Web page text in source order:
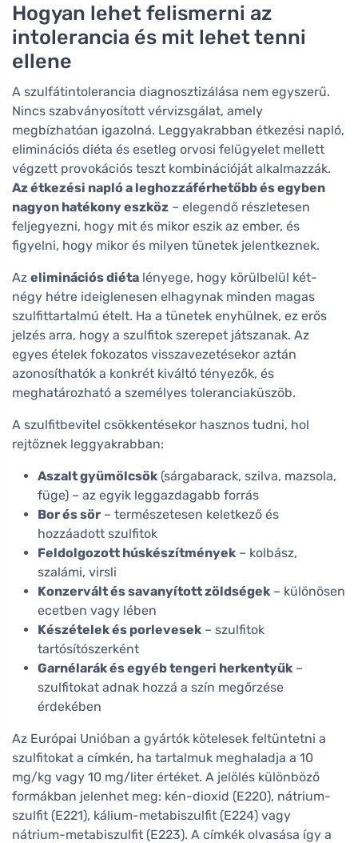
Hogyan lehet felismerni az
intolerancia és mit lehet tenni
ellene
A szulfátintolerancia diagnosztizálása nem egyszerű.
Nincs szabványosított vérvizsgálat, amely
megbízhatóan igazolná. Leggyakrabban étkezési napló,
eliminációs diéta és esetleg orvosi felügyelet mellett
végzett provokációs teszt kombinációját alkalmazzák.
Az étkezési napló a leghozzáférhetőbb és egyben
nagyon hatékony eszköz – elegendő részletesen
feljegyezni, hogy mit és mikor eszik az ember, és
figyelni, hogy mikor és milyen tünetek jelentkeznek.
Az eliminációs diéta lényege, hogy körülbelül két-
négy hétre ideiglenesen elhagynak minden magas
szulfittartalmú ételt. Ha a tünetek enyhülnek, ez erős
jelzés arra, hogy a szulfitok szerepet játszanak. Az
egyes ételek fokozatos visszavezetésekor aztán
azonosíthatók a konkrét kiváltó tényezők, és
meghatározható a személyes toleranciaküszöb.
A szulfitbevitel csökkentésekor hasznos tudni, hol
rejtőznek leggyakrabban:
Aszalt gyümölcsök (sárgabarack, szilva, mazsola,
füge) – az egyik leggazdagabb forrás
Bor és sör – természetesen keletkező és
hozzáadott szulfitok
Feldolgozott húskészítmények – kolbász,
szalámi, virsli
Konzervált és savanyított zöldségek – különösen
ecetben vagy lében
Készételek és porlevesek – szulfitok
tartósítószerként
Garnélarák és egyéb tengeri herkentyűk –
szulfitokat adnak hozzá a szín megőrzése
érdekében
Az Európai Unióban a gyártók kötelesek feltüntetni a
szulfitokat a címkén, ha tartalmuk meghaladja a 10
mg/kg vagy 10 mg/liter értéket. A jelölés különböző
formákban jelenhet meg: kén-dioxid (E220), nátrium-
szulfit (E221), kálium-metabiszulfit (E224) vagy
nátrium-metabiszulfit (E223). A címkék olvasása így a